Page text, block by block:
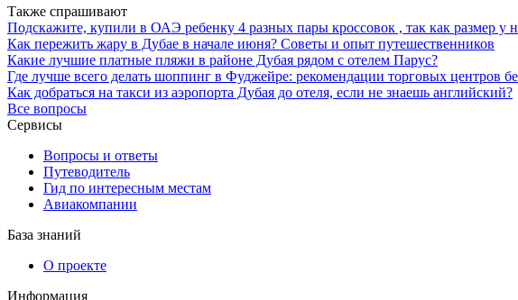
Также спрашивают
Подскажите, купили в ОАЭ ребенку 4 разных пары кроссовок , так как размер у
Как пережить жару в Дубае в начале июня? Советы и опыт путешественников
Какие лучшие платные пляжи в районе Дубая рядом с отелем Парус?
Где лучше всего делать шоппинг в Фуджейре: рекомендации торговых центров
Как добраться на такси из аэропорта Дубая до отеля, если не знаешь английский?
Все вопросы
Сервисы
Вопросы и ответы
Путеводитель
Гид по интересным местам
Авиакомпании
База знаний
О проекте
Информация